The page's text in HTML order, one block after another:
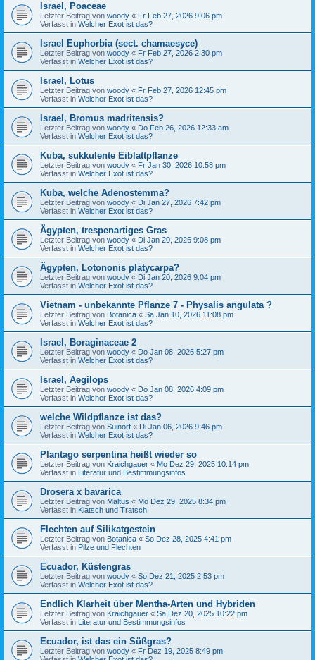
Israel, Poaceae
Letzter Beitrag von woody « Fr Feb 27, 2026 9:06 pm
Verfasst in Welcher Exot ist das?
Israel Euphorbia (sect. chamaesyce)
Letzter Beitrag von woody « Fr Feb 27, 2026 2:30 pm
Verfasst in Welcher Exot ist das?
Israel, Lotus
Letzter Beitrag von woody « Fr Feb 27, 2026 12:45 pm
Verfasst in Welcher Exot ist das?
Israel, Bromus madritensis?
Letzter Beitrag von woody « Do Feb 26, 2026 12:33 am
Verfasst in Welcher Exot ist das?
Kuba, sukkulente Eiblattpflanze
Letzter Beitrag von woody « Fr Jan 30, 2026 10:58 pm
Verfasst in Welcher Exot ist das?
Kuba, welche Adenostemma?
Letzter Beitrag von woody « Di Jan 27, 2026 7:42 pm
Verfasst in Welcher Exot ist das?
Ägypten, trespenartiges Gras
Letzter Beitrag von woody « Di Jan 20, 2026 9:08 pm
Verfasst in Welcher Exot ist das?
Ägypten, Lotononis platycarpa?
Letzter Beitrag von woody « Di Jan 20, 2026 9:04 pm
Verfasst in Welcher Exot ist das?
Vietnam - unbekannte Pflanze 7 - Physalis angulata ?
Letzter Beitrag von Botanica « Sa Jan 10, 2026 11:08 pm
Verfasst in Welcher Exot ist das?
Israel, Boraginaceae 2
Letzter Beitrag von woody « Do Jan 08, 2026 5:27 pm
Verfasst in Welcher Exot ist das?
Israel, Aegilops
Letzter Beitrag von woody « Do Jan 08, 2026 4:09 pm
Verfasst in Welcher Exot ist das?
welche Wildpflanze ist das?
Letzter Beitrag von Suinorf « Di Jan 06, 2026 9:46 pm
Verfasst in Welcher Exot ist das?
Plantago serpentina heißt wieder so
Letzter Beitrag von Kraichgauer « Mo Dez 29, 2025 10:14 pm
Verfasst in Literatur und Bestimmungsinfos
Drosera x bavarica
Letzter Beitrag von Maltus « Mo Dez 29, 2025 8:34 pm
Verfasst in Klatsch und Tratsch
Flechten auf Silikatgestein
Letzter Beitrag von Botanica « So Dez 28, 2025 4:41 pm
Verfasst in Pilze und Flechten
Ecuador, Küstengras
Letzter Beitrag von woody « So Dez 21, 2025 2:53 pm
Verfasst in Welcher Exot ist das?
Endlich Klarheit über Mentha-Arten und Hybriden
Letzter Beitrag von Kraichgauer « Sa Dez 20, 2025 10:22 pm
Verfasst in Literatur und Bestimmungsinfos
Ecuador, ist das ein Süßgras?
Letzter Beitrag von woody « Fr Dez 19, 2025 8:49 pm